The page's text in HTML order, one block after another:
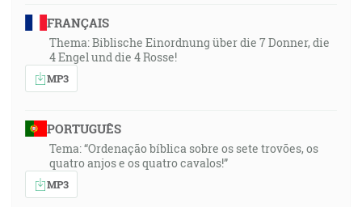
FRANÇAIS
Thema: Biblische Einordnung über die 7 Donner, die
4 Engel und die 4 Rosse!
MP3
PORTUGUÊS
Tema: “Ordenação bíblica sobre os sete trovões, os
quatro anjos e os quatro cavalos!”
MP3